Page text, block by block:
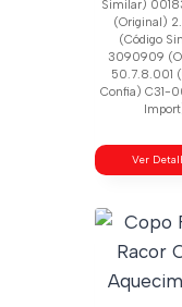
Similar)
(Original)
(Código
3090909
50.7.8.001
Confia) C31-
Ver